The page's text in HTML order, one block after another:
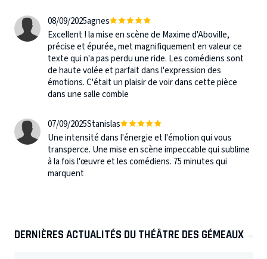
08/09/2025agnes
Excellent ! la mise en scène de Maxime d'Aboville,
précise et épurée, met magnifiquement en valeur ce
texte qui n'a pas perdu une ride. Les comédiens sont
de haute volée et parfait dans l'expression des
émotions. C'était un plaisir de voir dans cette pièce
dans une salle comble
07/09/2025Stanislas
Une intensité dans l'énergie et l'émotion qui vous
transperce. Une mise en scène impeccable qui sublime
à la fois l'œuvre et les comédiens. 75 minutes qui
marquent
DERNIÈRES ACTUALITÉS DU THÉÂTRE DES GÉMEAUX